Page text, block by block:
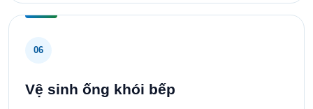
06
Vệ sinh ống khói bếp